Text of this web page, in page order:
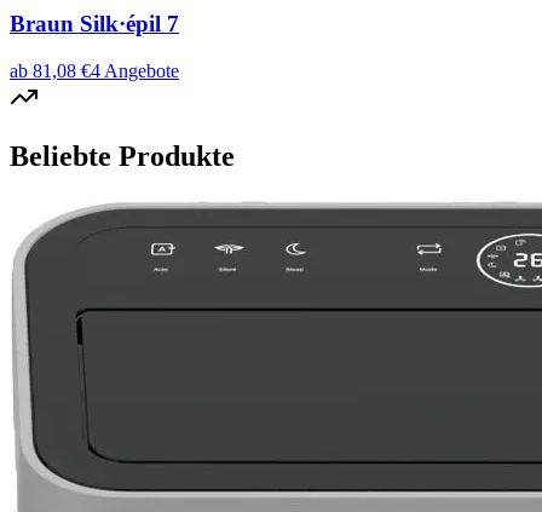
Braun Silk·épil 7
ab 81,08 €4 Angebote
Beliebte Produkte